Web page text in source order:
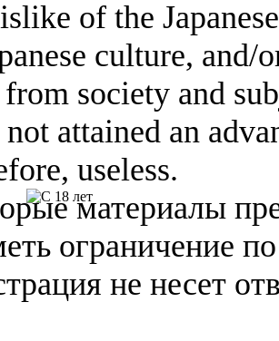
of the
culture, and/
society and
attained an
useless.
материалы
ограничение
не несет